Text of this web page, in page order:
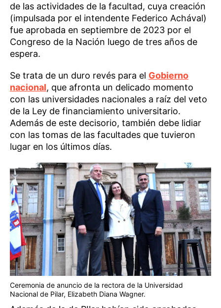
de las actividades de la facultad, cuya creación
(impulsada por el intendente Federico Achával)
fue aprobada en septiembre de 2023 por el
Congreso de la Nación luego de tres años de
espera.
Se trata de un duro revés para el Gobierno
nacional, que afronta un delicado momento
con las universidades nacionales a raíz del veto
de la Ley de financiamiento universitario.
Además de este decisorio, también debe lidiar
con las tomas de las facultades que tuvieron
lugar en los últimos días.
Ceremonia de anuncio de la rectora de la Universidad
Nacional de Pilar, Elizabeth Diana Wagner.